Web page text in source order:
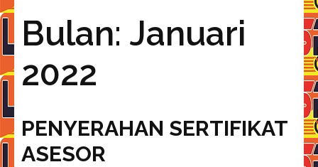
Bulan: Januari
2022
PENYERAHAN SERTIFIKAT
ASESOR